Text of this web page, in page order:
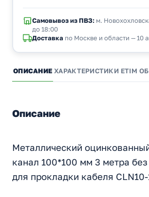
Самовывоз из ПВЗ:м.
до 18:00
Доставка по Москве и области — 10
ОПИСАНИЕ ХАРАКТЕРИСТИКИ ETIM
Описание
Металлический
канал 100*100 мм 3 метра
для прокладки кабеля